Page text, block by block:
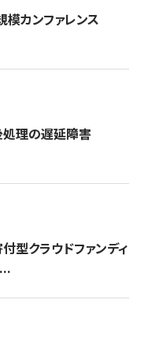
カンファレンス
処理の遅延障害
型クラウドファンディ